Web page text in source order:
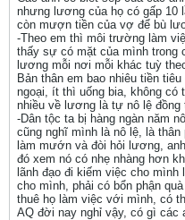
nhưng lương của họ có gấp 10
còn mượn tiền của vợ để bù
-Theo em thì môi trường làm
thấy sự có mặt của mình trong
lương mỗi nơi mỗi khác tuỳ
Bản thân em bao nhiêu tiền
ngoại, ít thì uống bia, không
nhiều về lương là tự nô lệ đồng
-Dân tộc ta bị hàng ngàn năm
cũng nghĩ mình là nô lệ, là
làm mướn và đòi hỏi lương,
đó xem nó có nhẹ nhàng hơn
lãnh đạo đi kiếm việc cho
cho mình, phải có bổn phận
thuê họ làm việc với mình, có
AQ đời nay nghỉ vậy, có gì các